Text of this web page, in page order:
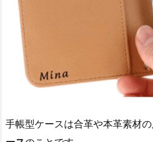
手帳型ケースは合革や本革素材の